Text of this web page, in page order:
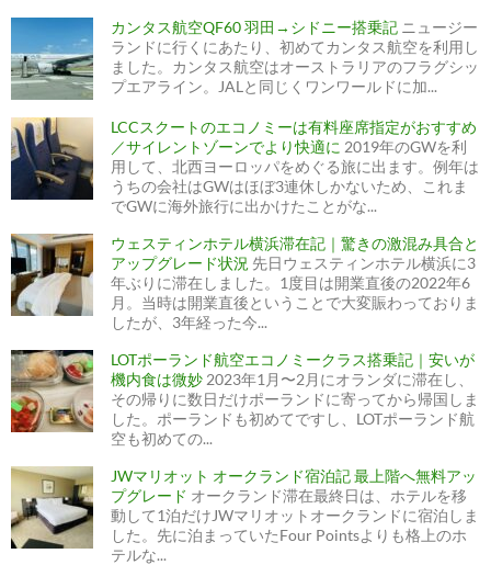
カンタス航空QF60 羽田→シドニー搭乗記 ニュージー
ランドに行くにあたり、初めてカンタス航空を利用し
ました。カンタス航空はオーストラリアのフラグシッ
プエアライン。JALと同じくワンワールドに加...
LCCスクートのエコノミーは有料座席指定がおすすめ
／サイレントゾーンでより快適に 2019年のGWを利
用して、北西ヨーロッパをめぐる旅に出ます。例年は
うちの会社はGWはほぼ3連休しかないため、これま
でGWに海外旅行に出かけたことがな...
ウェスティンホテル横浜滞在記｜驚きの激混み具合と
アップグレード状況 先日ウェスティンホテル横浜に3
年ぶりに滞在しました。1度目は開業直後の2022年6
月。当時は開業直後ということで大変賑わっておりま
したが、3年経った今...
LOTポーランド航空エコノミークラス搭乗記｜安いが
機内食は微妙 2023年1月〜2月にオランダに滞在し、
その帰りに数日だけポーランドに寄ってから帰国しま
した。ポーランドも初めてですし、LOTポーランド航
空も初めての...
JWマリオット オークランド宿泊記 最上階へ無料アッ
プグレード オークランド滞在最終日は、ホテルを移
動して1泊だけJWマリオットオークランドに宿泊しま
した。先に泊まっていたFour Pointsよりも格上のホ
テルな...